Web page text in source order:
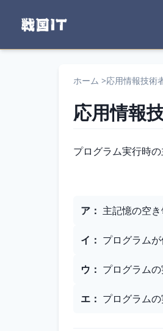
ホーム >応用情報技術
応用情報
問題文
プログラム実行時
選択肢
ア ： 主記憶の空
イ ： プログラム
ウ ： プログラム
エ ： プログラム